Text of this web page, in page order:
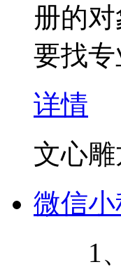
册的
要找
详情
文心
微信
1、